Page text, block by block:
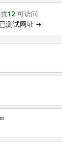
12 可访问
测试网址 →